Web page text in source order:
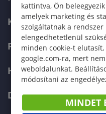
KÉPZÉSEK
FELVÉTELIZŐKNEK
HALLGATÓKNAK
DOKTORI ISKOLA
kattintva, Ön
amelyek marketing és
szolgáltatnak a rendszer
elengedhetetlenül
minden cookie-t
google.com-ra, mert
weboldalunkat.
módosítani az
MINDET